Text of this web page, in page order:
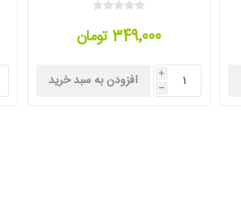
349٬000 تومان
i
h افزودن به سبد خرید